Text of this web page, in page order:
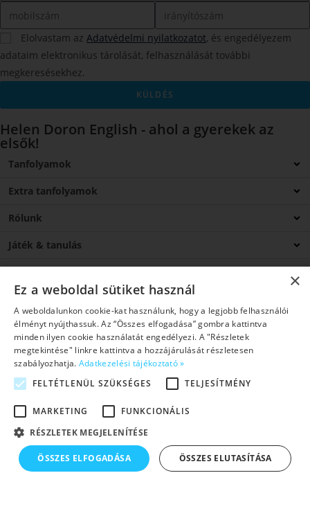
Elolvastam az Adatvédelmi nyilatkozatot, és engedélyezem
adataim elektronikus tárolását, felhasználását további
megkeresésekhez.
KÜLDÉS
Helen Doron English - ahol a gyerekek az
elsők!
Tanfolyamok
Extra tanfolyamok
Rólunk
Játék & tanulás
Blog
Kapcsolat
©2026 Copyright Helen Doron Group Ltd. – Minden jog fenntartva!
Adatkezelési tájékoztató
×
Ez a weboldal sütiket használ
A weboldalunkon cookie-kat használunk, hogy a legjobb felhasználói
élményt nyújthassuk. Az “Összes elfogadása” gombra kattintva
minden ilyen cookie használatát engedélyezi. A "Részletek
megtekintése" linkre kattintva a hozzájárulását részletesen
szabályozhatja. Adatkezelési tájékoztató »
FELTÉTLENÜL SZÜKSÉGES
TELJESÍTMÉNY
MARKETING
FUNKCIONÁLIS
RÉSZLETEK MEGJELENÍTÉSE
ÖSSZES ELFOGADÁSA ÖSSZES ELUTASÍTÁSA